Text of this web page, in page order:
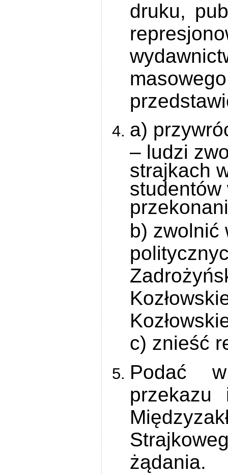
druku,
a)
– ludzi
strajkach
studentów
b) zwolnić
c) znieść
Podać
przekazu
żądania.